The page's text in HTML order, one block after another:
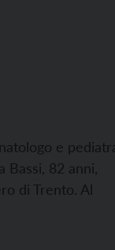
e
82 anni,
di Trento. Al